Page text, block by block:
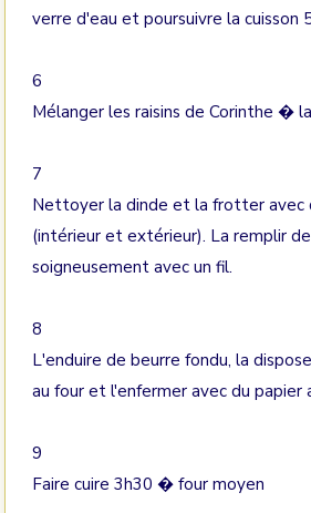
verre d'eau et poursuivre la cuisson
6
Mélanger les raisins de Corinthe �
7
Nettoyer la dinde et la frotter avec
(intérieur et extérieur). La remplir
soigneusement avec un fil.
8
L'enduire de beurre fondu, la
au four et l'enfermer avec du papier
9
Faire cuire 3h30 � four moyen